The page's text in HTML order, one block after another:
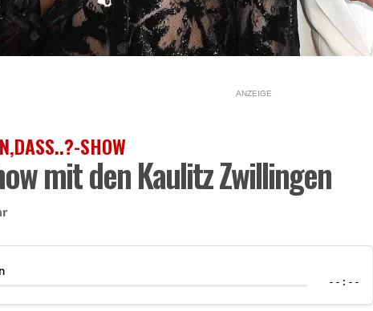
ANZEIGE
SHOW
mit den Kaulitz Zwillingen
--:--